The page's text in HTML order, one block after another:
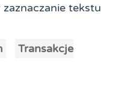
tekstu
Transakcje